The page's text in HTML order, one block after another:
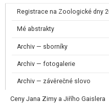
Registrace na Zoologické dny
Mé abstrakty
Archiv — sborníky
Archiv — fotogalerie
Archiv — závěrečné slovo
Ceny Jana Zimy a Jiřího Gaislera​